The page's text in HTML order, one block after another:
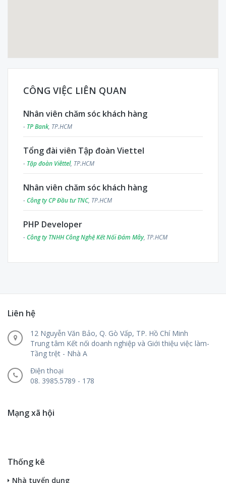
CÔNG VIỆC LIÊN QUAN
Nhân viên chăm sóc khách hàng
- TP Bank, TP.HCM
Tổng đài viên Tập đoàn Viettel
- Tập đoàn Viêttel, TP.HCM
Nhân viên chăm sóc khách hàng
-Công ty CP Đầu tư TNC, TP.HCM
PHP Developer
-Công ty TNHH Công Nghệ Kết Nối Đám Mây, TP.HCM
Liên hệ
12 Nguyễn Văn Bảo, Q. Gò Vấp, TP. Hồ Chí Minh
Trung tâm Kết nối doanh nghiệp và Giới thiệu việc làm-
Tầng trệt - Nhà A
Điện thoại
08. 3985.5789 - 178
Mạng xã hội
Thống kê
Nhà tuyển dụng